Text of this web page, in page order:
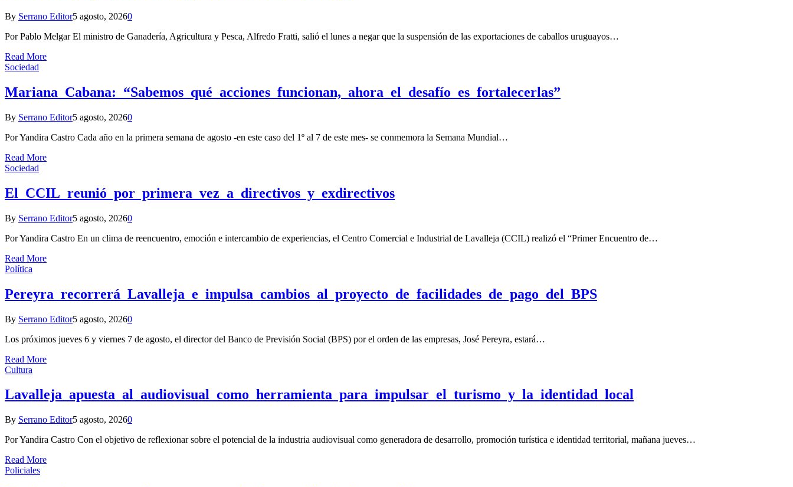
By Serrano Editor5 agosto, 20260
Por Pablo Melgar El ministro de Ganadería, Agricultura y Pesca, Alfredo Fratti, salió el lunes a negar que la suspensión de las exportaciones de caballos uruguayos…
Read More
Sociedad
Mariana Cabana: “Sabemos qué acciones funcionan, ahora el desafío es fortalecerlas”
By Serrano Editor5 agosto, 20260
Por Yandira Castro Cada año en la primera semana de agosto -en este caso del 1º al 7 de este mes- se conmemora la Semana Mundial…
Read More
Sociedad
El CCIL reunió por primera vez a directivos y exdirectivos
By Serrano Editor5 agosto, 20260
Por Yandira Castro En un clima de reencuentro, emoción e intercambio de experiencias, el Centro Comercial e Industrial de Lavalleja (CCIL) realizó el “Primer Encuentro de…
Read More
Política
Pereyra recorrerá Lavalleja e impulsa cambios al proyecto de facilidades de pago del BPS
By Serrano Editor5 agosto, 20260
Los próximos jueves 6 y viernes 7 de agosto, el director del Banco de Previsión Social (BPS) por el orden de las empresas, José Pereyra, estará…
Read More
Cultura
Lavalleja apuesta al audiovisual como herramienta para impulsar el turismo y la identidad local
By Serrano Editor5 agosto, 20260
Por Yandira Castro Con el objetivo de reflexionar sobre el potencial de la industria audiovisual como generadora de desarrollo, promoción turística e identidad territorial, mañana jueves…
Read More
Policiales